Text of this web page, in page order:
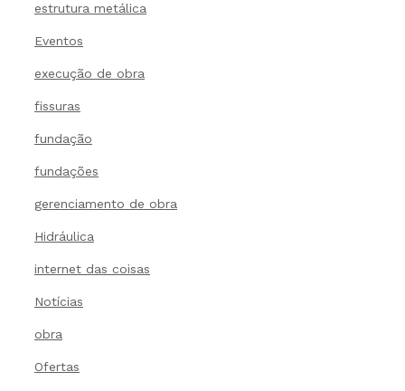
estrutura metálica
Eventos
execução de obra
fissuras
fundação
fundações
gerenciamento de obra
Hidráulica
internet das coisas
Notícias
obra
Ofertas